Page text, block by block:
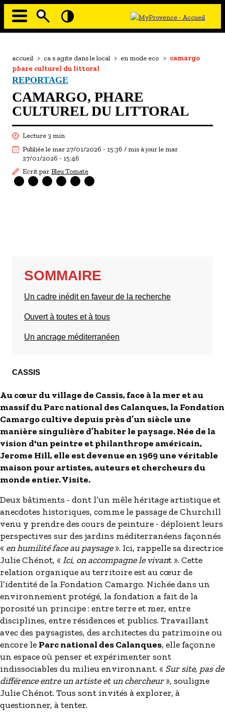
Aller
principale
À MOI LA CULTURE
AU GRAND AIR
PASSEZ À TABLE
SOUS TOUTES LES COUTUMES
TOURISME ET HANDICAP
ENVIE DE BALADE
L'AGENDA
Fil
d'Ariane
accueil > ca s agite dans le local > en mode eco > camargo
phare culturel du littoral
REPORTAGE
CAMARGO, PHARE
CULTUREL DU LITTORAL
Lecture 3 min
Publiée le mar 27/01/2026 - 15:36 / mis à jour le mar
27/01/2026 - 15:46
Ecrit par Bleu Tomate
SOMMAIRE
Un cadre inédit en faveur de la recherche
Ouvert à toutes et à tous
Un ancrage méditerranéen
CASSIS
Au cœur du village de Cassis, face à la mer et au
massif du Parc national des Calanques, la Fondation
Camargo cultive depuis près d’un siècle une
manière singulière d’habiter le paysage. Née de la
vision d'un peintre et philanthrope américain,
Jerome Hill, elle est devenue en 1969 une véritable
maison pour artistes, auteurs et chercheurs du
monde entier. Visite.
Deux bâtiments - dont l’un mêle héritage artistique et
anecdotes historiques, comme le passage de Churchill
venu y prendre des cours de peinture - déploient leurs
perspectives sur des jardins méditerranéens façonnés
« en humilité face au paysage». Ici, rappelle sa directrice
Julie Chénot, « Ici, on accompagne le vivant ». Cette
relation organique au territoire est au cœur de
l’identité de la Fondation Camargo. Nichée dans un
environnement protégé, la fondation a fait de la
porosité un principe : entre terre et mer, entre
disciplines, entre résidences et publics. Travaillant
avec des paysagistes, des architectes du patrimoine ou
encore le Parc national des Calanques, elle façonne
un espace où penser et expérimenter sont
indissociables du milieu environnant. « Sur site, pas de
différence entre un artiste et un chercheur», souligne
Julie Chénot. Tous sont invités à explorer, à
questionner, à tenter.